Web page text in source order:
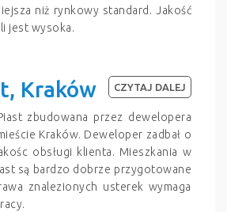
niż rynkowy standard. Jakość
jest wysoka.
Kraków
zbudowana przez dewelopera
Kraków. Deweloper zadbał o
obsługi klienta. Mieszkania w
są bardzo dobrze przygotowane
znalezionych usterek wymaga
CZYTAJ DALEJ